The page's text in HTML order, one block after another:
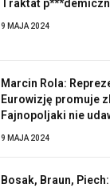
Traktat
9 MAJA 2024
Marcin Rola:
Eurowizję promuje
Fajnopoljaki nie
9 MAJA 2024
Bosak, Braun,